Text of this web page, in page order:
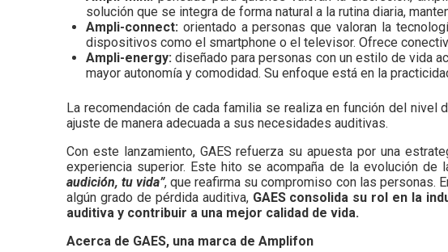
solución que se integra de forma natural a la rutina diaria,
Ampli-connect: orientado a personas que valoran la
dispositivos como el smartphone o el televisor. Ofrece
Ampli-energy:diseñado para personas con un estilo de vida
mayor autonomía y comodidad. Su enfoque está en la
La recomendación de cada familia se realiza en función del
ajuste de manera adecuada a sus necesidades auditivas.
Con este lanzamiento, GAES refuerza su apuesta por una
experiencia superior. Este hito se acompaña de la evolución de
audición, tu vida”, que reafirma su compromiso con las personas.
algún grado de pérdida auditiva, GAES consolida su rol en la
auditiva y contribuir a una mejor calidad de vida.
Acerca de GAES, una marca de Amplifon